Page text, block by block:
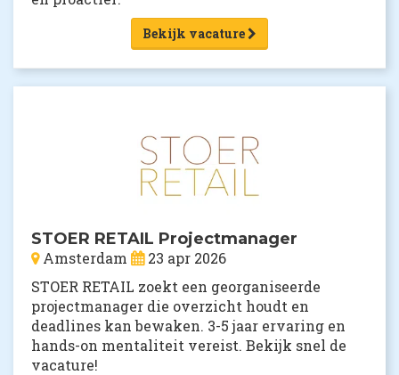
Bekijk vacature
STOER RETAIL Projectmanager
Amsterdam
23 apr 2026
STOER RETAIL zoekt een georganiseerde
projectmanager die overzicht houdt en
deadlines kan bewaken. 3-5 jaar ervaring en
hands-on mentaliteit vereist. Bekijk snel de
vacature!